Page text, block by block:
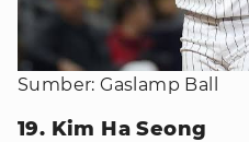
Sumber: Gaslamp Ball
19. Kim Ha Seong